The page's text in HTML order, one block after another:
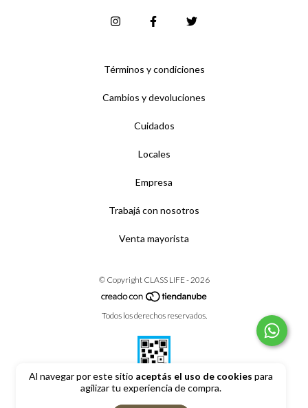
Al navegar por este sitio aceptás el uso de cookies para
agilizar tu experiencia de compra.
Términos y condiciones
Cambios y devoluciones
Cuidados
Locales
Empresa
Trabajá con nosotros
Venta mayorista
© Copyright CLASS LIFE - 2026
Todos los derechos reservados.
Defensa de las y los consumidores. Para reclamos